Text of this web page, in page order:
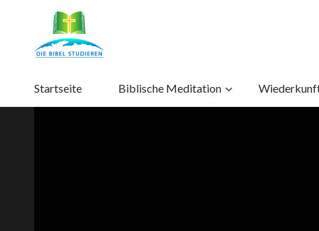
Startseite Biblische Meditation